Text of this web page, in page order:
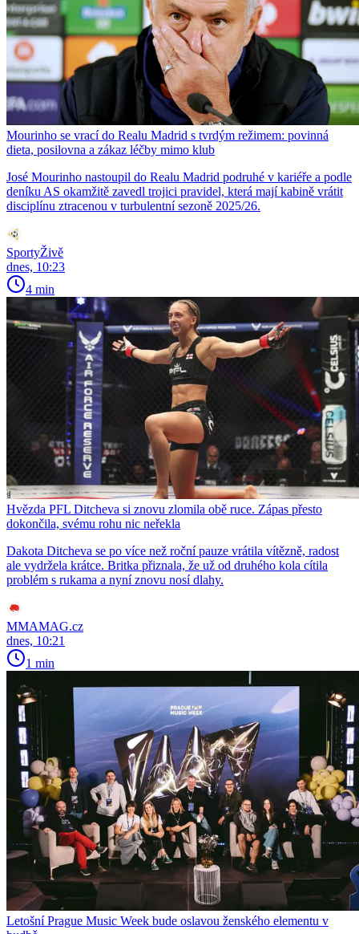
Mourinho se vrací do Realu Madrid s tvrdým režimem: povinná
dieta, posilovna a zákaz léčby mimo klub
José Mourinho nastoupil do Realu Madrid podruhé v kariéře a podle
deníku AS okamžitě zavedl trojici pravidel, která mají kabině vrátit
disciplínu ztracenou v turbulentní sezoně 2025/26.
SportyŽivě
dnes, 10:23
4 min
Hvězda PFL Ditcheva si znovu zlomila obě ruce. Zápas přesto
dokončila, svému rohu nic neřekla
Dakota Ditcheva se po více než roční pauze vrátila vítězně, radost
ale vydržela krátce. Britka přiznala, že už od druhého kola cítila
problém s rukama a nyní znovu nosí dlahy.
MMAMAG.cz
dnes, 10:21
1 min
Letošní Prague Music Week bude oslavou ženského elementu v